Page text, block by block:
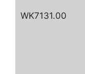
WK7131.00